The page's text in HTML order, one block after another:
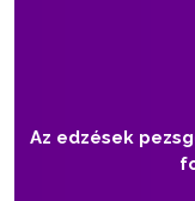
Az edzések